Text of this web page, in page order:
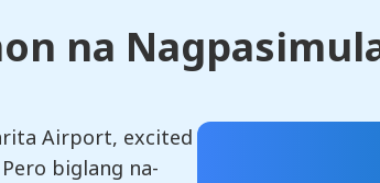
na
Airport, excited
biglang na-